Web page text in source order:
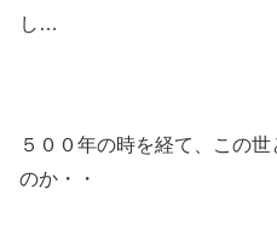
し…
５００年の時を経て、この
のか・・